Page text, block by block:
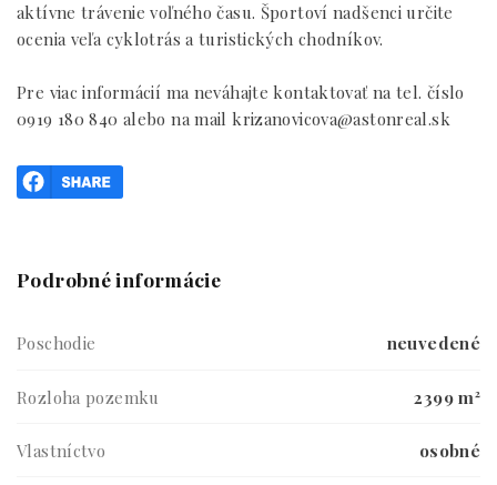
aktívne trávenie voľného času. Športoví nadšenci určite
ocenia veľa cyklotrás a turistických chodníkov.
Pre viac informácií ma neváhajte kontaktovať na tel. číslo
0919 180 840 alebo na mail krizanovicova@astonreal.sk
Podrobné informácie
Poschodie neuvedené
Rozloha pozemku 2399 m²
Vlastníctvo osobné